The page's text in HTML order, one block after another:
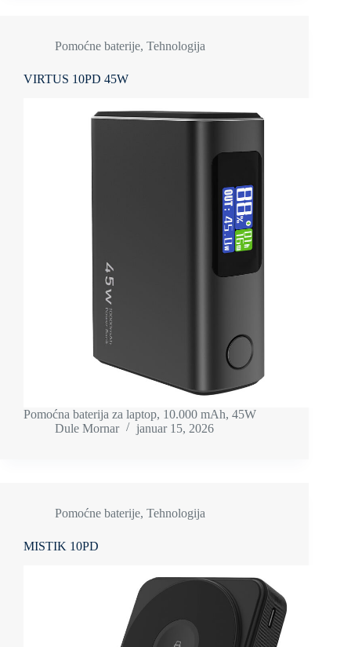
Pomoćne baterije, Tehnologija
VIRTUS 10PD 45W
Pomoćna baterija za laptop, 10.000 mAh, 45W
Dule Mornar
januar 15, 2026
Pomoćne baterije, Tehnologija
MISTIK 10PD